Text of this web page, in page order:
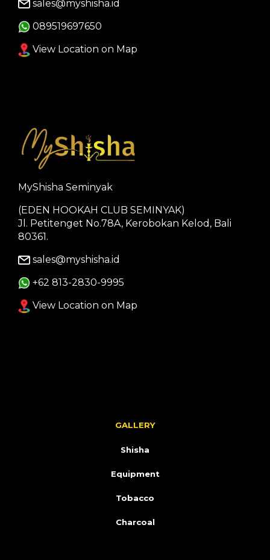
sales@myshisha.id
089519697650
View Location on Map
MyShisha Seminyak
(EDEN HOOKAH CLUB SEMINYAK)
Jl. Petitenget No.78A, Kerobokan Kelod, Bali
80361.
sales@myshisha.id
+62 813-2830-9995
View Location on Map
GALLERY
Shisha
Equipment
Tobacco
Charcoal